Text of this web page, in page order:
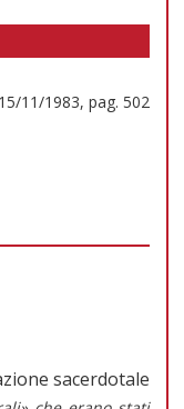
11/1983, pag. 502
sacerdotale